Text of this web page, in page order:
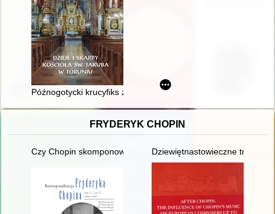
Późnogotycki krucyfiks z łuku tęczowego obecnie
FRYDERYK CHOPIN
Czy Chopin skomponował etiudę rewolucyjną?
Dziewiętnastowieczne